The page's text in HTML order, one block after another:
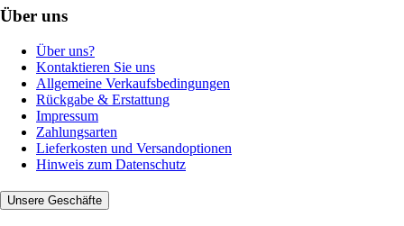
Über uns
Über uns?
Kontaktieren Sie uns
Allgemeine Verkaufsbedingungen
Rückgabe & Erstattung
Impressum
Zahlungsarten
Lieferkosten und Versandoptionen
Hinweis zum Datenschutz
Unsere Geschäfte